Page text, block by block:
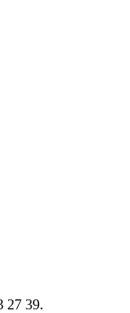
27 39.